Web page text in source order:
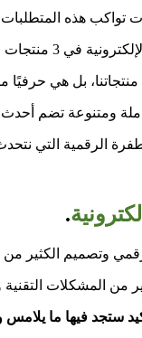
تواكب هذه
بشكل “احترافي” جدًا.
بل هي حرفيًا
ومتنوعة تضم أحدث
الرقمية التي
.
من المشكلات
ستجد فيها ما